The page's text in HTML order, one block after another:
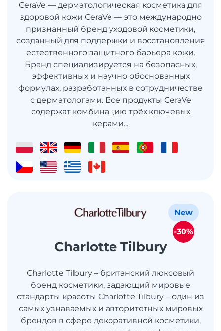
CeraVe — дерматологическая косметика для
здоровой кожи CeraVe — это международно
признанный бренд уходовой косметики,
созданный для поддержки и восстановления
естественного защитного барьера кожи.
Бренд специализируется на безопасных,
эффективных и научно обоснованных
формулах, разработанных в сотрудничестве
с дерматологами. Все продукты CeraVe
содержат комбинацию трёх ключевых
керами...
Charlotte Tilbury
Charlotte Tilbury – британский люксовый
бренд косметики, задающий мировые
стандарты красоты Charlotte Tilbury – один из
самых узнаваемых и авторитетных мировых
брендов в сфере декоративной косметики,
New
-30%